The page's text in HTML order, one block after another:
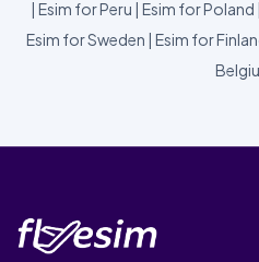
| Esim for Peru | Esim for Poland |
Esim for Sweden | Esim for